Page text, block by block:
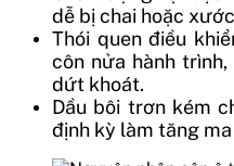
dễ bị chai hoặc
Thói quen điều
côn nửa hành
dứt khoát.
Dầu bôi trơn kém
định kỳ làm tăng